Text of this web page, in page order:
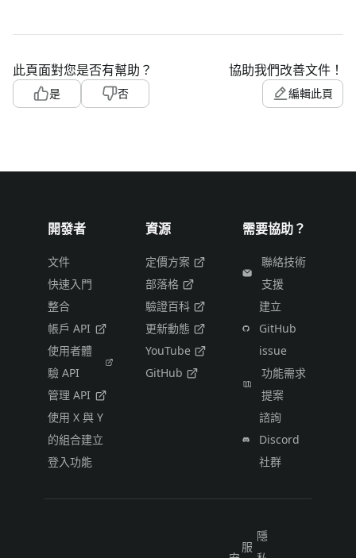
此頁面對您是否有幫助？
是 否
協助我們改善文件！
編輯此頁
開發者
文件
快速入門
整合
帳戶 API
使用者體
驗 API
管理 API
使用 X 與 Y
的組合建立
登入功能
資源
定價方案
部落格
驗證百科
更新動態
YouTube
GitHub
需要協助？
聯絡技術
支援
建立
GitHub
issue
功能需求
提案
諮詢
Discord
社群
服
隱